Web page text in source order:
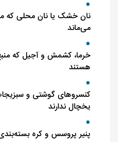
نان خشک یا نان محلی که
می‌ماند
خرما، کشمش و آجیل که
هستند
کنسروهای گوشتی و
یخچال ندارند
پنیر پروسس و کره